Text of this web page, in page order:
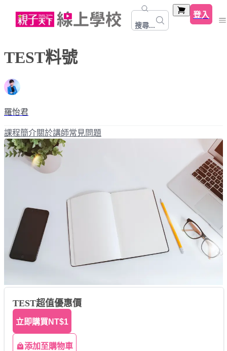
搜尋...
登入
TEST料號
羅怡君
課程簡介關於講師常見問題
TEST超值優惠價
立即購買 NT$1
添加至購物車